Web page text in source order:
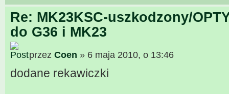
Re: MK23KSC-uszkodzony/
do G36 i MK23
przez Coen » 6 maja 2010, o 13:46
dodane rekawiczki